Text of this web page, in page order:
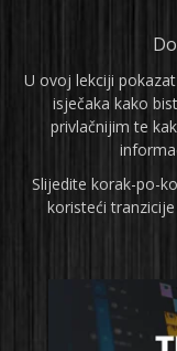
U ovoj lekciji
isječaka kako
privlačnijim te
Slijedite korak-po-
koristeći